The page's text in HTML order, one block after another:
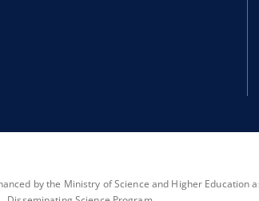
by the Ministry of Science and Higher Education